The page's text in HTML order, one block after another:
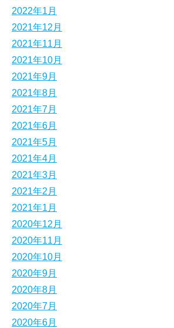
2022年1月
2021年12月
2021年11月
2021年10月
2021年9月
2021年8月
2021年7月
2021年6月
2021年5月
2021年4月
2021年3月
2021年2月
2021年1月
2020年12月
2020年11月
2020年10月
2020年9月
2020年8月
2020年7月
2020年6月